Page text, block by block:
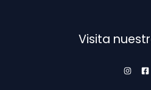
Visita